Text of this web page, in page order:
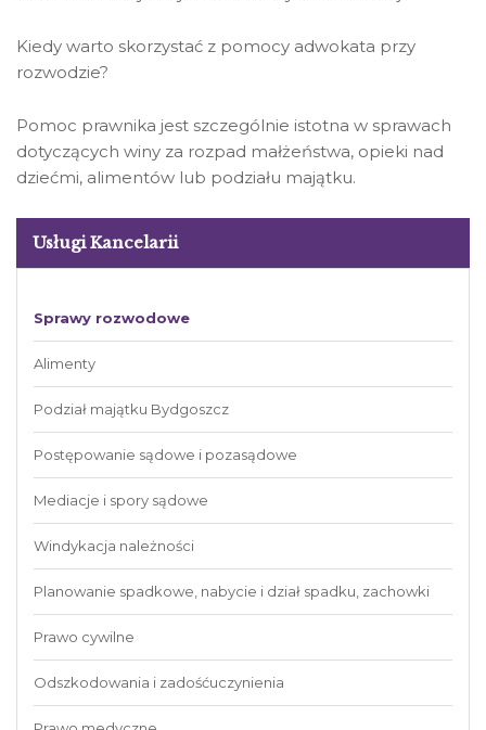
Kiedy warto skorzystać z pomocy adwokata przy
rozwodzie?
Pomoc prawnika jest szczególnie istotna w sprawach
dotyczących winy za rozpad małżeństwa, opieki nad
dziećmi, alimentów lub podziału majątku.
Usługi Kancelarii
Sprawy rozwodowe
Alimenty
Podział majątku Bydgoszcz
Postępowanie sądowe i pozasądowe
Mediacje i spory sądowe
Windykacja należności
Planowanie spadkowe, nabycie i dział spadku, zachowki
Prawo cywilne
Odszkodowania i zadośćuczynienia